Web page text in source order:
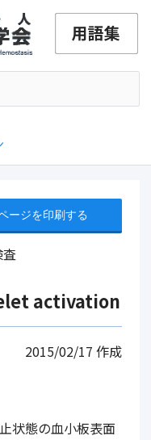
activation
ージを印刷する
2015/02/17 作成
状態の血小板表面